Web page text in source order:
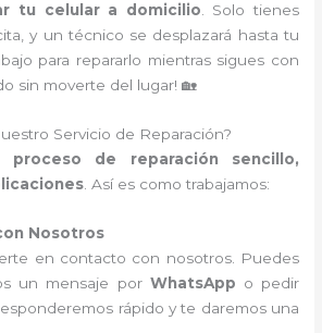
tu celular a domicilio. Solo tienes
y un técnico se desplazará hasta tu
para repararlo mientras sigues con
sin moverte del lugar! 🏡
Servicio de Reparación?
proceso de reparación sencillo,
. Así es como trabajamos:
Nosotros
en contacto con nosotros. Puedes
un mensaje por WhatsApp o pedir
rápido y te daremos una